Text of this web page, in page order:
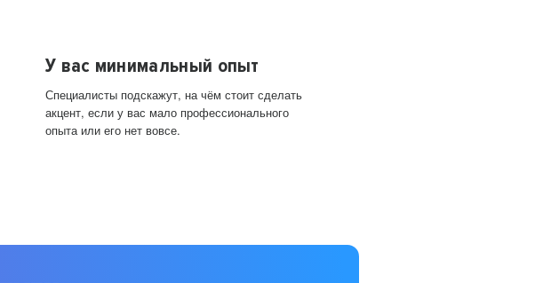
У вас минимальный опыт
Специалисты подскажут, на чём стоит сделать
акцент, если у вас мало профессионального
опыта или его нет вовсе.